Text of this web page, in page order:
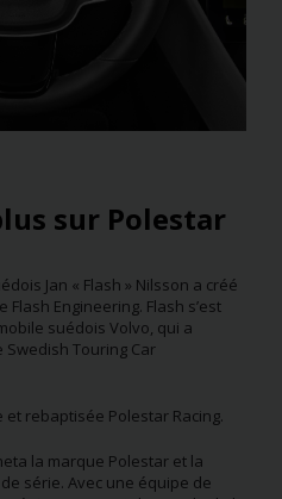
sur Polestar
Jan « Flash » Nilsson a créé
Engineering. Flash s’est
suédois Volvo, qui a
Touring Car
et rebaptisée Polestar Racing.
la marque Polestar et la
série. Avec une équipe de